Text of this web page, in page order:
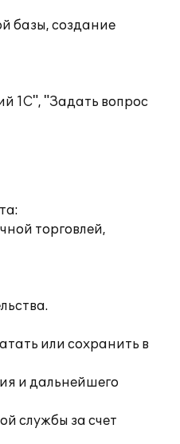
базы, создание
1С", "Задать вопрос
торговлей,
или сохранить в
и дальнейшего
службы за счет